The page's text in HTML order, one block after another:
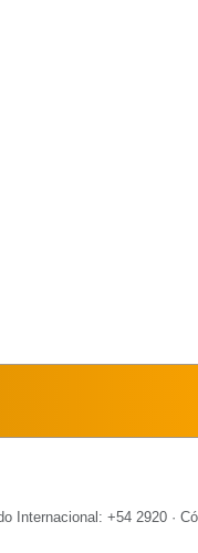
Internacional: +54 2920 ·